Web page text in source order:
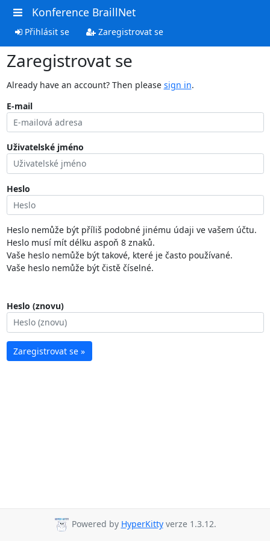
Konference BraillNet
Přihlásit se Zaregistrovat se
Zaregistrovat se
Already have an account? Then please sign in.
E-mail
Uživatelské jméno
Heslo
Heslo nemůže být příliš podobné jinému údaji ve vašem účtu.
Heslo musí mít délku aspoň 8 znaků.
Vaše heslo nemůže být takové, které je často používané.
Vaše heslo nemůže být čistě číselné.
Heslo (znovu)
Zaregistrovat se »
Powered by HyperKittyverze 1.3.12.